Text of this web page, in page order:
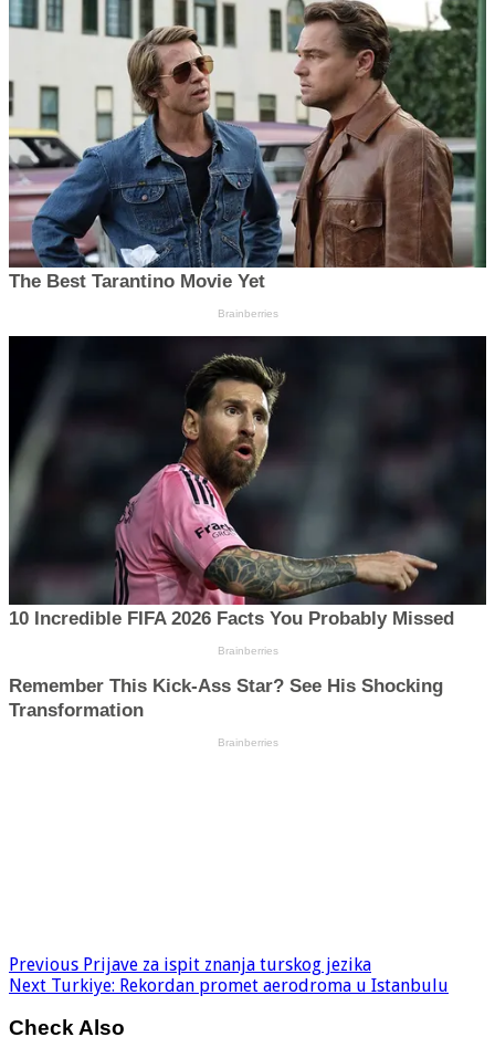
Previous Prijave za ispit znanja turskog jezika
Next Turkiye: Rekordan promet aerodroma u Istanbulu
Check Also